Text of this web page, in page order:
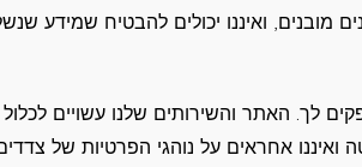
מובנים, ואיננו יכולים להבטיח שמידע
לך. האתר והשירותים שלנו עשויים
ואיננו אחראים על נוהגי הפרטיות של